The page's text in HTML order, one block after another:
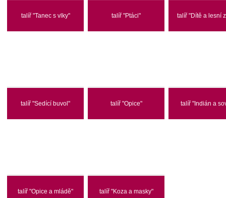
talíř "Tanec s vlky" talíř "Ptáci" talíř "Dítě a lesní
talíř "Sedící buvol" talíř "Opice" talíř "Indián a
talíř "Opice a mládě" talíř "Koza a masky"